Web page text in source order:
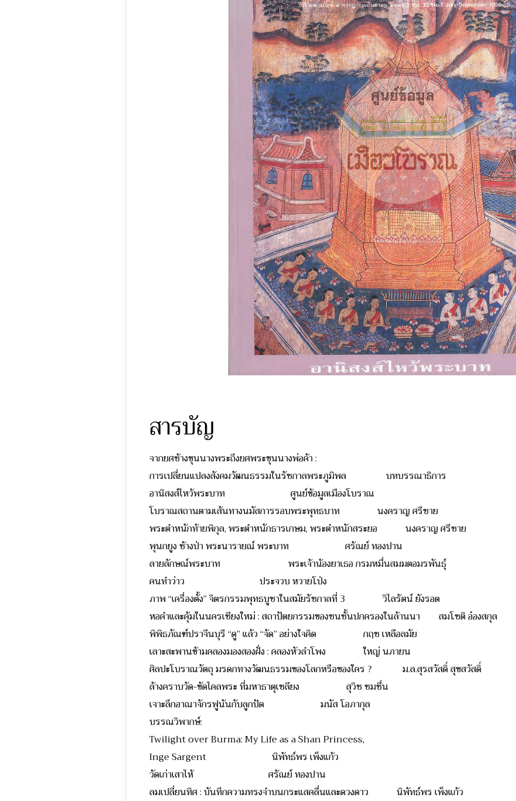
สารบัญ
จากยศช้างขุนนางพระถึงยศพระขุนนางพ่อค้า :
การเปลี่ยนแปลงสังคมวัฒนธรรมในรัชกาลพระภูมิพล บทบรรณาธิการ
อานิสงส์ไหว้พระบาท ศูนย์ข้อมูลเมืองโบราณ
โบราณสถานตามเส้นทางนมัสการรอบพระพุทธบาท นงคราญ ศรีชาย
พระตำหนักท้ายพิกุล, พระตำหนักธารเกษม, พระตำหนักสระยอ นงคราญ ศรีชาย
พุนกยูง ช้างป่า พระนารายณ์ พระบาท ศรัณย์ ทองปาน
ลายลักษณ์พระบาท พระเจ้าน้องยาเธอ กรมหมื่นสมมตอมรพันธุ์
คนทำว่าว ประจวบ หวายโป่ง
ภาพ “เครื่องตั้ง” จิตรกรรมพุทธบูชาในสมัยรัชกาลที่ 3 วิไลรัตน์ ยังรอต
หอคำและคุ้มในนครเชียงใหม่ : สถาปัตยกรรมของชนชั้นปกครองในล้านนา สมโชติ อ๋องสกุล
พิพิธภัณฑ์ปราจีนบุรี “ดู” แล้ว “จัด” อย่างใจคิด กฤช เหลือลมัย
เลาะสะพานข้ามคลองมองสองฝั่ง : คลองหัวลำโพง ใหญ่ นภายน
ศิลปะโบราณวัตถุ มรดกทางวัฒนธรรมของโลกหรือของใคร ? ม.ล.สุรสวัสดิ์ สุขสวัสดิ์
ล้างคราบวัด-ขัดไคลพระ ที่มหาธาตุเชลียง สุวิช ชมชื่น
เจาะลึกอาณาจักรฟูนันกับลูกปัด มนัส โอภากุล
บรรณวิพากษ์:
Twilight over Burma: My Life as a Shan Princess,
Inge Sargent นิพัทธ์พร เพ็งแก้ว
วัดเก่าเสาไห้ ศรัณย์ ทองปาน
ลมเปลี่ยนทิศ : บันทึกความทรงจำบนกระแสคลื่นและดวงดาว นิพัทธ์พร เพ็งแก้ว